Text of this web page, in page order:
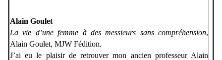
Alain Goulet
La vie d’une femme à des messieurs sans compréhension,
Alain Goulet, MJW Fédition.
J’ai eu le plaisir de retrouver mon ancien professeur Alain